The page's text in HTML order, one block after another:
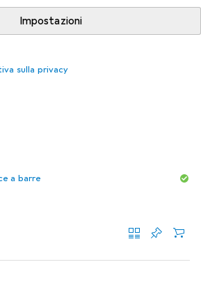
Impostazioni
sulla privacy
a barre